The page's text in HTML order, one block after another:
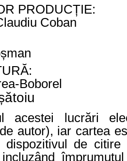
PRODUCȚIE:
Coban
Boborel
acestei lucrări
autor), iar cartea
dispozitivul de